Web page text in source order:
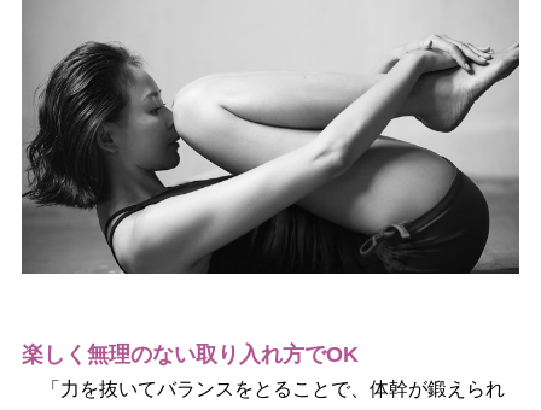
楽しく無理のない取り入れ方でOK
「力を抜いてバランスをとることで、体幹が鍛えられ